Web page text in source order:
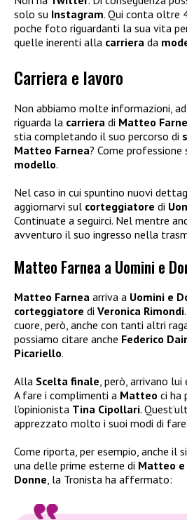
solo su Instagram. Qui conta oltre
poche foto riguardanti la sua vita
quelle inerenti alla carriera da
Carriera e lavoro
Non abbiamo molte informazioni,
riguarda la carriera di Matteo
stia completando il suo percorso di
Matteo Farnea? Come
modello.
Nel caso in cui spuntino nuovi
aggiornarvi sul corteggiatore di
Continuate a seguirci. Nel mentre
avventuro il suo ingresso nella
Matteo Farnea a Uomini e
Matteo Farnea arriva a Uomini e
corteggiatore di Veronica Rimondi
cuore, però, anche con tanti altri
possiamo citare anche Federico
Picariello.
Alla Scelta finale , però, arrivano lui
A fare i complimenti a Matteo ci ha
l’opinionista Tina Cipollari.
apprezzato molto i suoi modi di fare.
Come riporta, per esempio, anche il
una delle prime esterne di Matteo e
Donne , la Tronista ha affermato: